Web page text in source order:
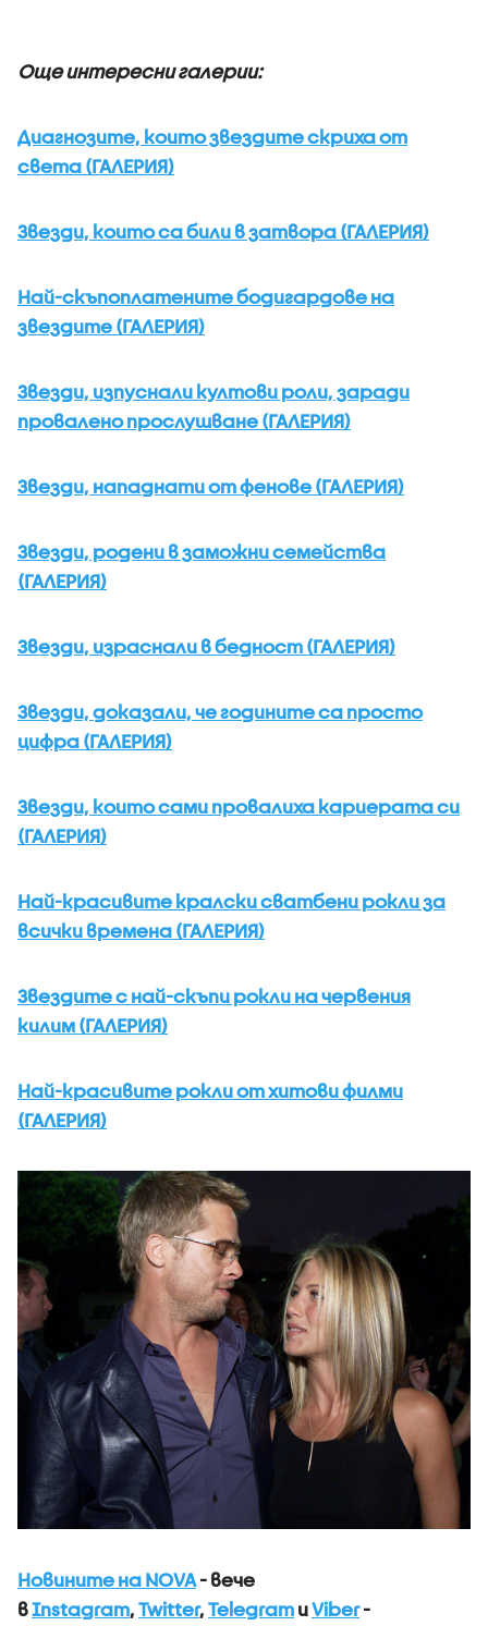
Още интересни галерии:
Диагнозите, които звездите скриха от
света (ГАЛЕРИЯ)
Звезди, които са били в затвора (ГАЛЕРИЯ)
Най-скъпоплатените бодигардове на
звездите (ГАЛЕРИЯ)
Звезди, изпуснали култови роли, заради
провалено прослушване (ГАЛЕРИЯ)
Звезди, нападнати от фенове (ГАЛЕРИЯ)
Звезди, родени в заможни семейства
(ГАЛЕРИЯ)
Звезди, израснали в бедност (ГАЛЕРИЯ)
Звезди, доказали, че годините са просто
цифра (ГАЛЕРИЯ)
Звезди, които сами провалиха кариерата си
(ГАЛЕРИЯ)
Най-красивите кралски сватбени рокли за
всички времена (ГАЛЕРИЯ)
Звездите с най-скъпи рокли на червения
килим (ГАЛЕРИЯ)
Най-красивите рокли от хитови филми
(ГАЛЕРИЯ)
Новините на NOVA - вече
вInstagram, Twitter, Telegram иViber-